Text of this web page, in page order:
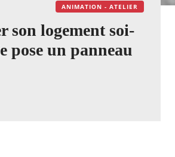
ANIMATION - ATELIER
son logement soi-
pose un panneau